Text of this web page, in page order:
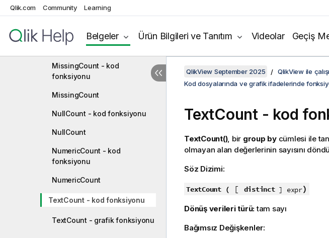
Qlik.com Community Learning
Belgeler Ürün Bilgileri ve Tanıtım Videolar Geçiş
Sayaç toplama işlevleri
Count - kod fonksiyonu
Count
MissingCount - kod
fonksiyonu
MissingCount
NullCount - kod fonksiyonu
NullCount
NumericCount - kod
fonksiyonu
NumericCount
TextCount - kod fonksiyonu
TextCount - grafik fonksiyonu
QlikView September 2025 QlikView ile
Kod dosyalarında ve grafik ifadelerinde
TextCount - kod
TextCount(), bir group bycümlesi ile
olmayan alan değerlerinin sayısını
Söz Dizimi:
TextCount ( [ distinct] expr)
Dönüş verileri türü:tam sayı
Bağımsız Değişkenler: